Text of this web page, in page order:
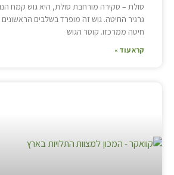
סולת – סקירה מורחבת סולת, היא גוש קמח
גרגיר החיטה. גוש זה מופרד בשלבים
חיטה ממרכזו. קוטר הגוש
קרא עוד »